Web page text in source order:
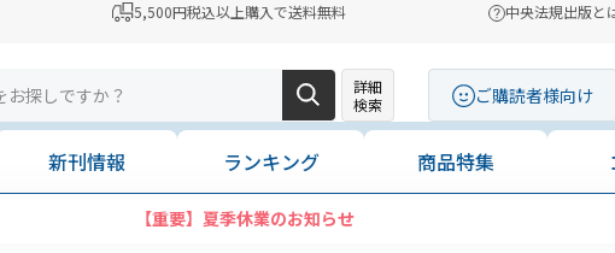
5,500円税込以上購入で送料無料 中央法規出版と
詳細
検索
ご購読者様向け
新刊情報 ランキング 商品特集
【重要】夏季休業のお知らせ